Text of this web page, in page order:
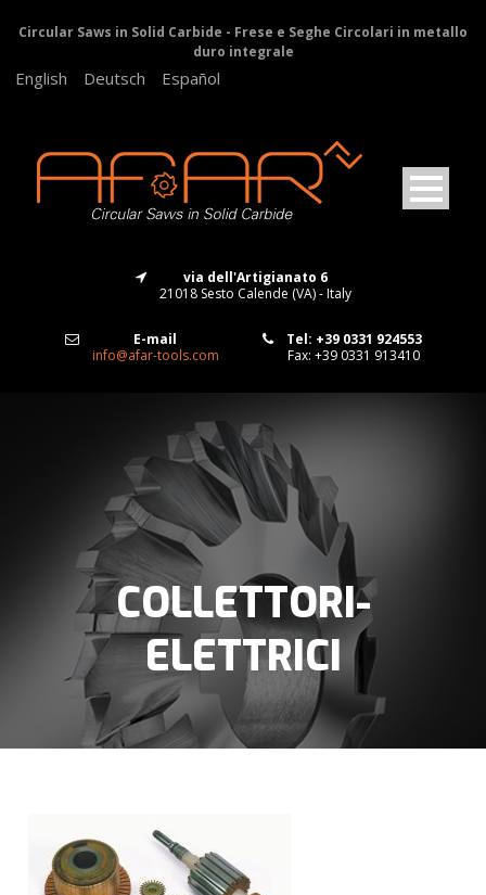
Circular Saws in Solid Carbide - Frese e Seghe Circolari in metallo
duro integrale
English Deutsch Español
via dell'Artigianato 6
21018 Sesto Calende (VA) - Italy
E-mail
info@afar-tools.com
Tel: +39 0331 924553
Fax: +39 0331 913410
COLLETTORI-
ELETTRICI